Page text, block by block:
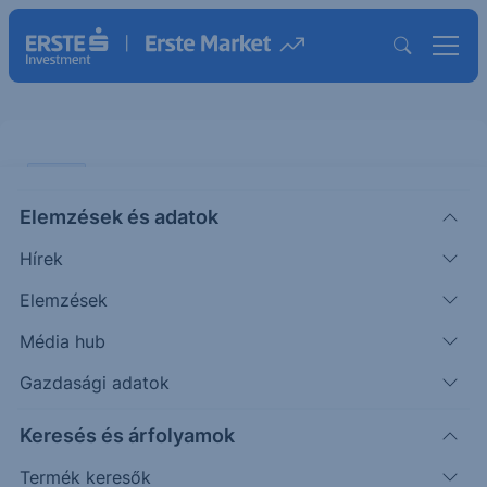
Elemzések és adatok
Hírek
Elemzések
Média hub
Gazdasági adatok
Keresés és árfolyamok
Termék keresők
leszúrásoktól, a komótosan emelkedő 30 napos
mozgóátlag körül kering az...